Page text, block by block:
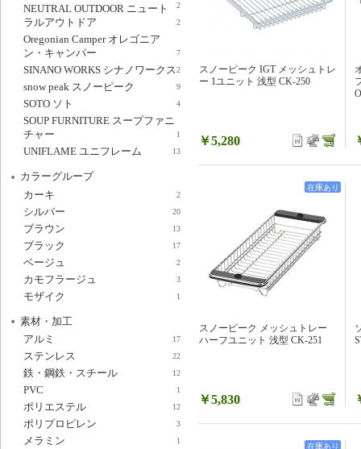
スノーピーク IGT メッシュトレ
ー 1ユニット 浅型 CK-250
￥5,280
スノーピーク メッシュトレー
ハーフユニット 浅型 CK-251
￥5,830
在庫あり
在庫あり
2
NEUTRAL OUTDOOR ニュート
ラルアウトドア
2
Oregonian Camper オレゴニア
ン・キャンパー
7
SINANO WORKS シナノワークス2
snow peak スノーピーク 9
SOTO ソト 4
SOUP FURNITURE スープファニ
チャー
1
UNIFLAME ユニフレーム 13
カラーグループ
カーキ
2
シルバー 20
ブラウン 13
ブラック 17
ベージュ 2
カモフラージュ 3
モザイク 1
素材・加工
アルミ
17
ステンレス 22
鉄・鋼鉄・スチール 12
PVC 1
ポリエステル 12
ポリプロピレン 3
メラミン 1